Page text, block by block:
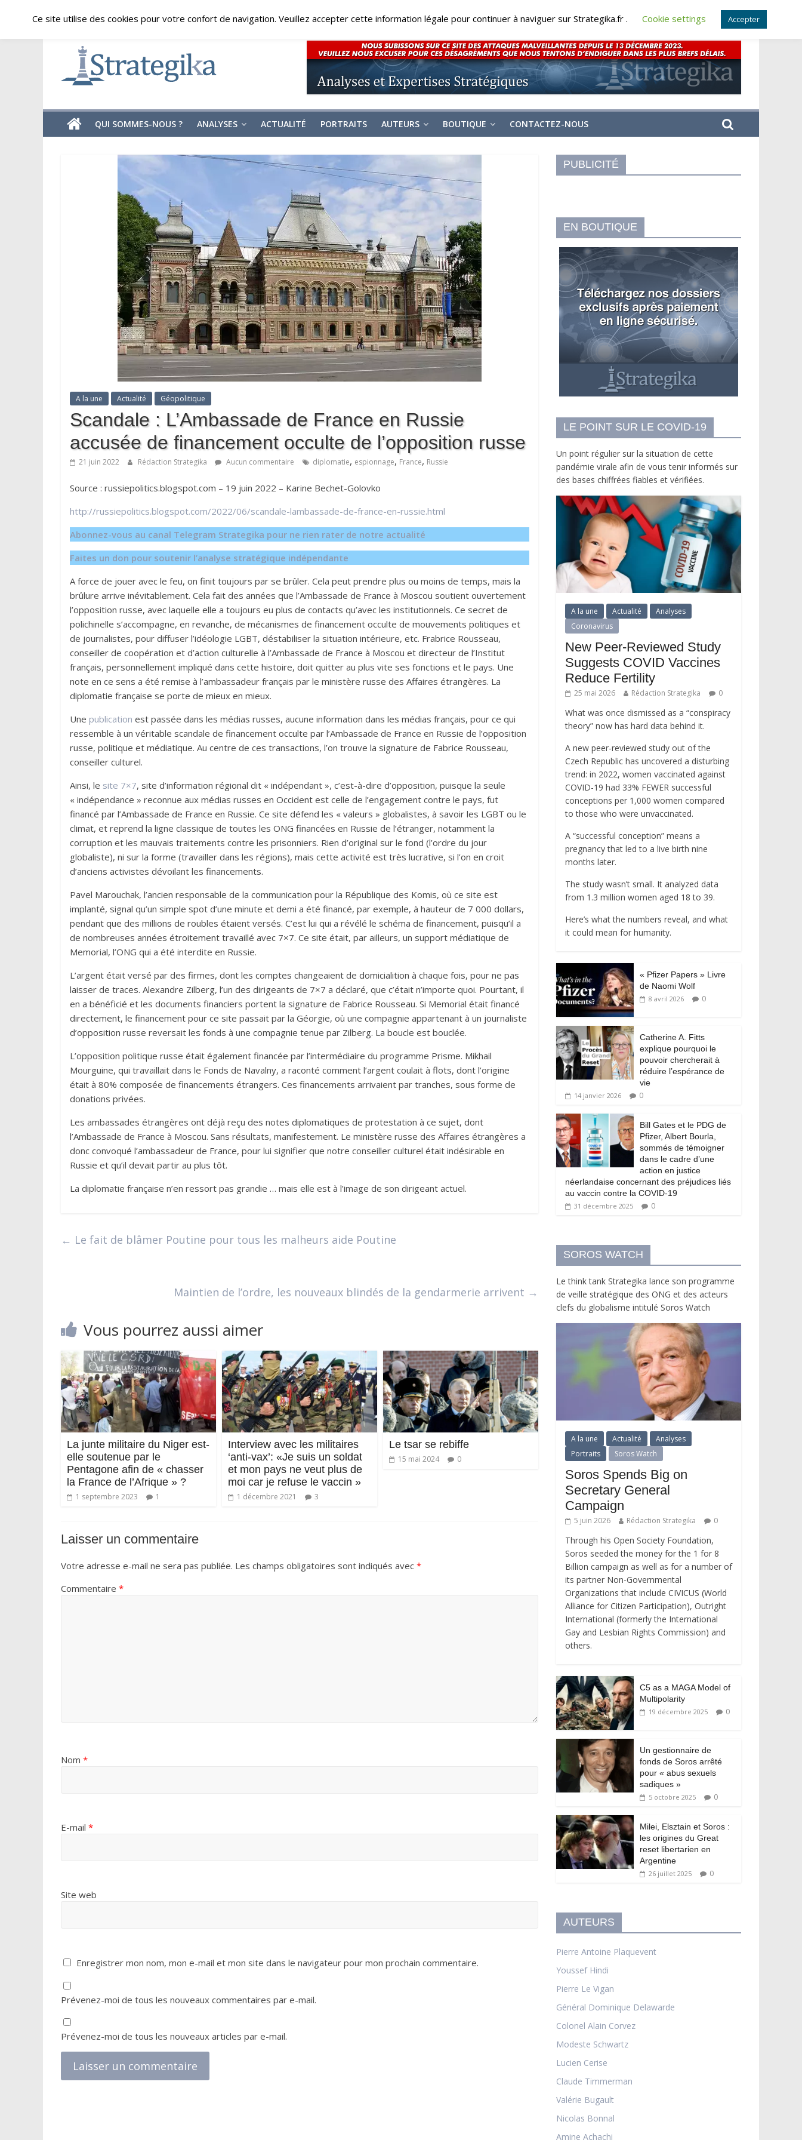
content
vendredi, août 7, 2026
Strategika
Expertise
Analyses
géostratégiques
QUI SOMMES-NOUS ? ANALYSES ACTUALITÉ PORTRAITS AUTEURS BOUTIQUE CONTACTEZ-NOUS
A la une Actualité Géopolitique
Scandale : L’Ambassade de France en Russie
accusée de financement occulte de l’opposition russe
21 juin 2022 Rédaction Strategika Aucun commentaire diplomatie, espionnage, France, Russie
Source : russiepolitics.blogspot.com – 19 juin 2022 – Karine Bechet-Golovko
http://russiepolitics.blogspot.com/2022/06/scandale-lambassade-de-france-en-russie.html
Abonnez-vous au canal Telegram Strategika pour ne rien rater de notre actualité
Faites un don pour soutenir l’analyse stratégique indépendante
A force de jouer avec le feu, on finit toujours par se brûler. Cela peut prendre plus ou moins de temps, mais la
brûlure arrive inévitablement. Cela fait des années que l’Ambassade de France à Moscou soutient ouvertement
l’opposition russe, avec laquelle elle a toujours eu plus de contacts qu’avec les institutionnels. Ce secret de
polichinelle s’accompagne, en revanche, de mécanismes de financement occulte de mouvements politiques et
de journalistes, pour diffuser l’idéologie LGBT, déstabiliser la situation intérieure, etc. Frabrice Rousseau,
conseiller de coopération et d’action culturelle à l’Ambassade de France à Moscou et directeur de l’Institut
français, personnellement impliqué dans cette histoire, doit quitter au plus vite ses fonctions et le pays. Une
note en ce sens a été remise à l’ambassadeur français par le ministère russe des Affaires étrangères. La
diplomatie française se porte de mieux en mieux.
Une publication est passée dans les médias russes, aucune information dans les médias français, pour ce qui
ressemble à un véritable scandale de financement occulte par l’Ambassade de France en Russie de l’opposition
russe, politique et médiatique. Au centre de ces transactions, l’on trouve la signature de Fabrice Rousseau,
conseiller culturel.
Ainsi, le site 7×7, site d’information régional dit « indépendant », c’est-à-dire d’opposition, puisque la seule
« indépendance » reconnue aux médias russes en Occident est celle de l’engagement contre le pays, fut
financé par l’Ambassade de France en Russie. Ce site défend les « valeurs » globalistes, à savoir les LGBT ou le
climat, et reprend la ligne classique de toutes les ONG financées en Russie de l’étranger, notamment la
corruption et les mauvais traitements contre les prisonniers. Rien d’original sur le fond (l’ordre du jour
globaliste), ni sur la forme (travailler dans les régions), mais cette activité est très lucrative, si l’on en croit
d’anciens activistes dévoilant les financements.
Pavel Marouchak, l’ancien responsable de la communication pour la République des Komis, où ce site est
implanté, signal qu’un simple spot d’une minute et demi a été financé, par exemple, à hauteur de 7 000 dollars,
pendant que des millions de roubles étaient versés. C’est lui qui a révélé le schéma de financement, puisqu’il a
de nombreuses années étroitement travaillé avec 7×7. Ce site était, par ailleurs, un support médiatique de
Memorial, l’ONG qui a été interdite en Russie.
L’argent était versé par des firmes, dont les comptes changeaient de domicialition à chaque fois, pour ne pas
laisser de traces. Alexandre Zilberg, l’un des dirigeants de 7×7 a déclaré, que c’était n’importe quoi. Pourtant, il
en a bénéficié et les documents financiers portent la signature de Fabrice Rousseau. Si Memorial était financé
directement, le financement pour ce site passait par la Géorgie, où une compagnie appartenant à un journaliste
d’opposition russe reversait les fonds à une compagnie tenue par Zilberg. La boucle est bouclée.
L’opposition politique russe était également financée par l’intermédiaire du programme Prisme. Mikhail
Mourguine, qui travaillait dans le Fonds de Navalny, a raconté comment l’argent coulait à flots, dont l’origine
était à 80% composée de financements étrangers. Ces financements arrivaient par tranches, sous forme de
donations privées.
Les ambassades étrangères ont déjà reçu des notes diplomatiques de protestation à ce sujet, dont
l’Ambassade de France à Moscou. Sans résultats, manifestement. Le ministère russe des Affaires étrangères a
donc convoqué l’ambassadeur de France, pour lui signifier que notre conseiller culturel était indésirable en
Russie et qu’il devait partir au plus tôt.
La diplomatie française n’en ressort pas grandie … mais elle est à l’image de son dirigeant actuel.
← Le fait de blâmer Poutine pour tous les malheurs aide Poutine
Maintien de l’ordre, les nouveaux blindés de la gendarmerie arrivent →
Vous pourrez aussi aimer
La junte militaire du Niger est-
elle soutenue par le
Pentagone afin de « chasser
la France de l’Afrique » ?
1 septembre 2023 1
Interview avec les militaires
‘anti-vax’: «Je suis un soldat
et mon pays ne veut plus de
moi car je refuse le vaccin »
1 décembre 2021 3
Le tsar se rebiffe
15 mai 2024 0
Laisser un commentaire
Votre adresse e-mail ne sera pas publiée. Les champs obligatoires sont indiqués avec *
Commentaire *
Nom *
E-mail *
Site web
Enregistrer mon nom, mon e-mail et mon site dans le navigateur pour mon prochain commentaire.
Prévenez-moi de tous les nouveaux commentaires par e-mail.
Prévenez-moi de tous les nouveaux articles par e-mail.
PUBLICITÉ
EN BOUTIQUE
LE POINT SUR LE COVID-19
Un point régulier sur la situation de cette
pandémie virale afin de vous tenir informés sur
des bases chiffrées fiables et vérifiées.
A la une Actualité
Analyses
Coronavirus
New Peer-Reviewed Study
Suggests COVID Vaccines
Reduce Fertility
25 mai 2026 Rédaction Strategika 0
What was once dismissed as a “conspiracy
theory” now has hard data behind it.
A new peer-reviewed study out of the
Czech Republic has uncovered a disturbing
trend: in 2022, women vaccinated against
COVID-19 had 33% FEWER successful
conceptions per 1,000 women compared
to those who were unvaccinated.
A “successful conception” means a
pregnancy that led to a live birth nine
months later.
The study wasn’t small. It analyzed data
from 1.3 million women aged 18 to 39.
Here’s what the numbers reveal, and what
it could mean for humanity.
« Pfizer Papers » Livre
de Naomi Wolf
8 avril 2026 0
Catherine A. Fitts
explique pourquoi le
pouvoir chercherait à
réduire l’espérance de
vie
14 janvier 2026 0
Bill Gates et le PDG de
Pfizer, Albert Bourla,
sommés de témoigner
dans le cadre d’une
action en justice
néerlandaise concernant des préjudices liés
au vaccin contre la COVID-19
31 décembre 2025 0
SOROS WATCH
Le think tank Strategika lance son programme
de veille stratégique des ONG et des acteurs
clefs du globalisme intitulé Soros Watch
A la une Actualité
Analyses
Portraits
Soros Watch
Soros Spends Big on
Secretary General
Campaign
5 juin 2026 Rédaction Strategika 0
Through his Open Society Foundation,
Soros seeded the money for the 1 for 8
Billion campaign as well as for a number of
its partner Non-Governmental
Organizations that include CIVICUS (World
Alliance for Citizen Participation), Outright
International (formerly the International
Gay and Lesbian Rights Commission) and
others.
C5 as a MAGA Model of
Multipolarity
19 décembre 2025 0
Un gestionnaire de
fonds de Soros arrêté
pour « abus sexuels
sadiques »
5 octobre 2025 0
Milei, Elsztain et Soros :
les origines du Great
reset libertarien en
Argentine
26 juillet 2025 0
AUTEURS
Pierre Antoine Plaquevent
Youssef Hindi
Pierre Le Vigan
Général Dominique Delawarde
Colonel Alain Corvez
Modeste Schwartz
Lucien Cerise
Claude Timmerman
Valérie Bugault
Nicolas Bonnal
Amine Achachi
Ce site utilise des cookies pour votre confort de navigation. Veuillez accepter cette information légale pour continuer à naviguer sur Strategika.fr . Cookie settings Accepter